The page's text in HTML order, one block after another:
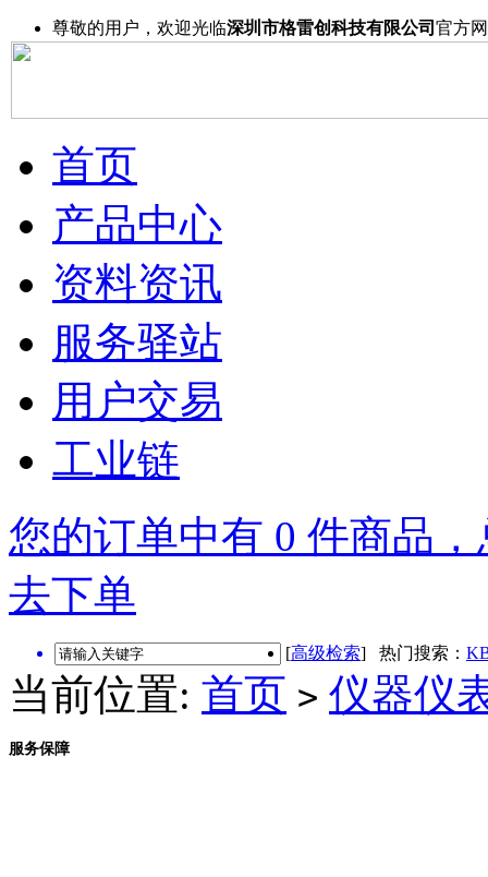
尊敬的用户，欢迎光临深圳市格雷创科技有限公司 官方
首页
产品中心
资料资讯
服务驿站
用户交易
工业链
您的订单中有 0 件商品
去下单
[高级检索] 热门搜索：
当前位置: 首页 > 仪器仪
服务保障